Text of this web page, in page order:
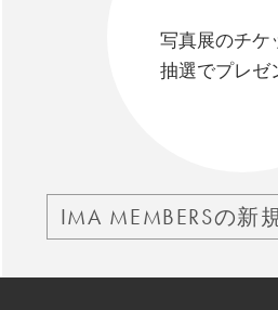
写真展のチケ
抽選でプレゼ
IMA MEMBERSの新